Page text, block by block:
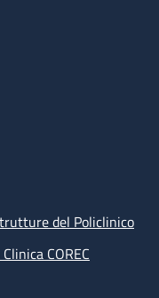
del Policlinico
COREC